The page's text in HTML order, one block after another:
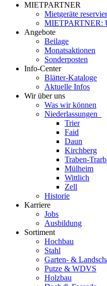
MIETPARTNER
Mietgeräte
MIETPARTNER:
Angebote
Beilage
Monatsaktionen
Sonderposten
Info-Center
Blätter-Kataloge
Aktuelle Infos
Wir über uns
Was wir können
Niederlassungen
Trier
Faid
Daun
Kirchberg
Traben-
Mülheim
Wittlich
Zell
Historie
Karriere
Jobs
Ausbildung
Sortiment
Hochbau
Stahl
Garten- &
Putze & WDVS
Holzbau